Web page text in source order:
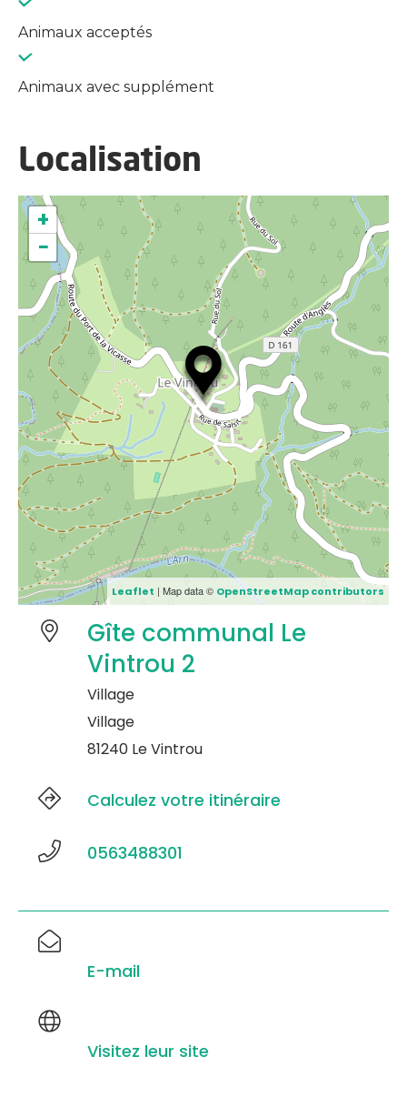
Animaux acceptés
Animaux avec supplément
Localisation
+
−
Leaflet | Map data © OpenStreetMap contributors
Gîte communal Le
Vintrou 2
Village
Village
81240 Le Vintrou
Calculez votre itinéraire
0563488301
E-mail
Visitez leur site